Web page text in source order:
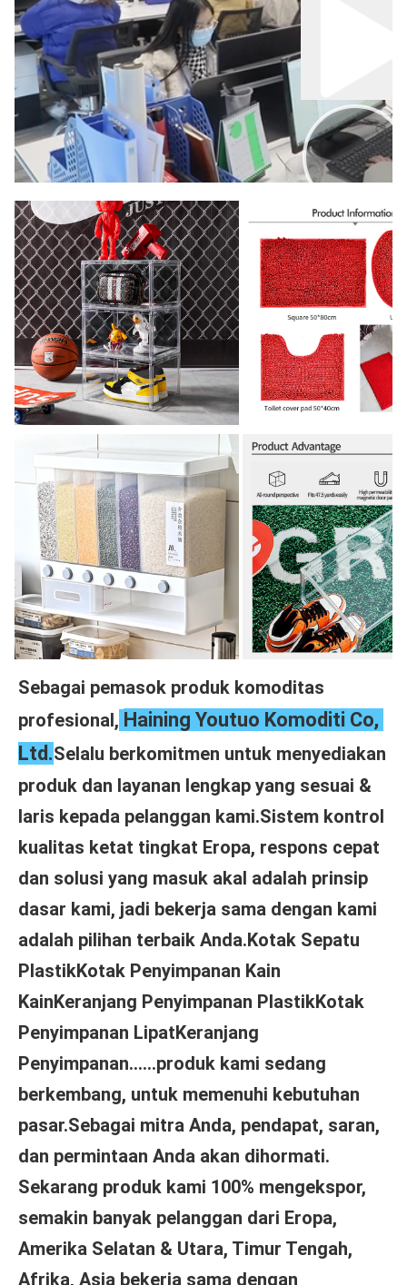
00:00
02:00
Sebagai pemasok produk komoditas
profesional, Haining Youtuo Komoditi Co,
Ltd.Selalu berkomitmen untuk menyediakan
produk dan layanan lengkap yang sesuai &
laris kepada pelanggan kami.Sistem kontrol
kualitas ketat tingkat Eropa, respons cepat
dan solusi yang masuk akal adalah prinsip
dasar kami, jadi bekerja sama dengan kami
adalah pilihan terbaik Anda.Kotak Sepatu
PlastikKotak Penyimpanan Kain
KainKeranjang Penyimpanan PlastikKotak
Penyimpanan LipatKeranjang
Penyimpanan......produk kami sedang
berkembang, untuk memenuhi kebutuhan
pasar.Sebagai mitra Anda, pendapat, saran,
dan permintaan Anda akan dihormati.
Sekarang produk kami 100% mengekspor,
semakin banyak pelanggan dari Eropa,
Amerika Selatan & Utara, Timur Tengah,
Afrika, Asia bekerja sama dengan